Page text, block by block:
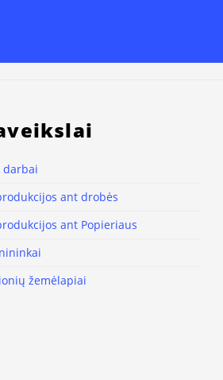
darbai
ant drobės
ant Popieriaus
žemėlapiai